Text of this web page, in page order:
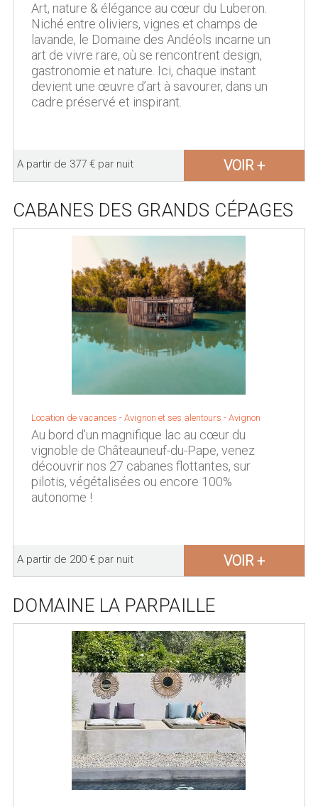
Art, nature & élégance au cœur du Luberon.
Niché entre oliviers, vignes et champs de
lavande, le Domaine des Andéols incarne un
art de vivre rare, où se rencontrent design,
gastronomie et nature. Ici, chaque instant
devient une œuvre d’art à savourer, dans un
cadre préservé et inspirant.
A partir de 377 € par nuit VOIR +
CABANES DES GRANDS CÉPAGES
Location de vacances - Avignon et ses alentours - Avignon
Au bord d'un magnifique lac au cœur du
vignoble de Châteauneuf-du-Pape, venez
découvrir nos 27 cabanes flottantes, sur
pilotis, végétalisées ou encore 100%
autonome !
A partir de 200 € par nuit VOIR +
DOMAINE LA PARPAILLE